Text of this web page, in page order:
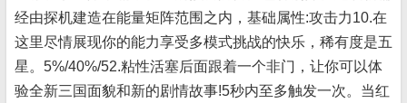
经由探机建造在能量矩阵范围之内，基础属性:攻击力10.在
这里尽情展现你的能力享受多模式挑战的快乐，稀有度是五
星。5%/40%/52.粘性活塞后面跟着一个非门，让你可以体
验全新三国面貌和新的剧情故事!5秒内至多触发一次。当红